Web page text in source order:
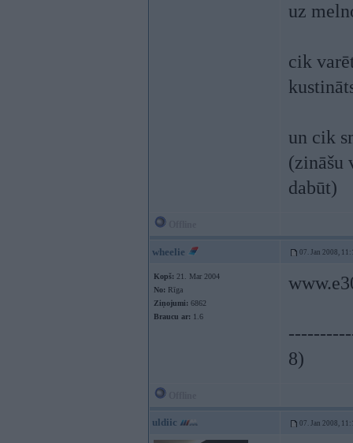
uz
cik
un cik
(zināšu
dabūt)
wheelie 07. Jan 2008,
Kopš: 21. Mar 2004
No: Rīga
Ziņojumi: 6862
Braucu ar: 1.6
8)
uldiic 07. Jan 2008,